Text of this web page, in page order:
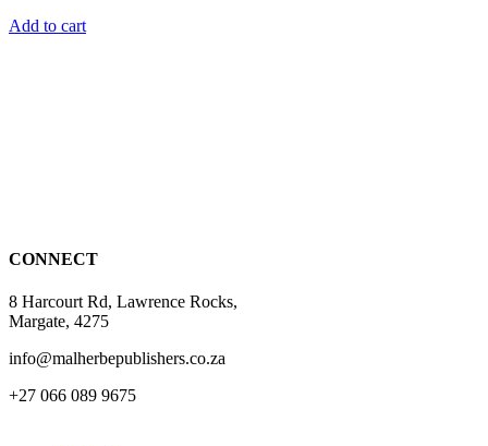
Add to cart
CONNECT
8 Harcourt Rd, Lawrence Rocks,
Margate, 4275
info@malherbepublishers.co.za
+27 066 089 9675